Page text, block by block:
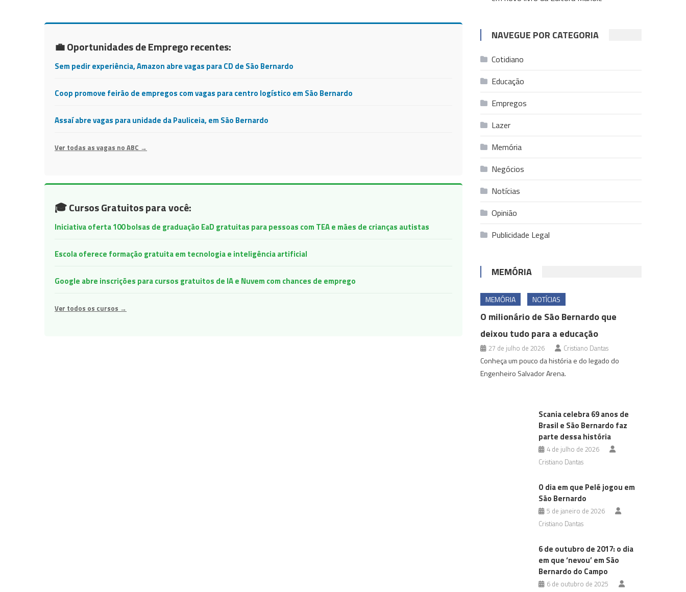
💼 Oportunidades de Emprego recentes:
Sem pedir experiência, Amazon abre vagas para CD de São Bernardo
Coop promove feirão de empregos com vagas para centro logístico em São Bernardo
Assaí abre vagas para unidade da Pauliceia, em São Bernardo
Ver todas as vagas no ABC →
🎓 Cursos Gratuitos para você:
Iniciativa oferta 100 bolsas de graduação EaD gratuitas para pessoas com TEA e mães de crianças autistas
Escola oferece formação gratuita em tecnologia e inteligência artificial
Google abre inscrições para cursos gratuitos de IA e Nuvem com chances de emprego
Ver todos os cursos →
NAVEGUE POR CATEGORIA
Cotidiano
Educação
Empregos
Lazer
Memória
Negócios
Notícias
Opinião
Publicidade Legal
MEMÓRIA
MEMÓRIA NOTÍCIAS
O milionário de São Bernardo que
deixou tudo para a educação
27 de julho de 2026 Cristiano Dantas
Conheça um pouco da história e do legado do
Engenheiro Salvador Arena.
Scania celebra 69 anos de
Brasil e São Bernardo faz
parte dessa história
4 de julho de 2026
Cristiano Dantas
O dia em que Pelé jogou em
São Bernardo
5 de janeiro de 2026
Cristiano Dantas
6 de outubro de 2017: o dia
em que ‘nevou’ em São
Bernardo do Campo
6 de outubro de 2025